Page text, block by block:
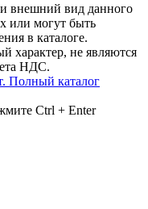
и внешний вид данного
или могут быть
в каталоге.
характер, не являются
НДС.
Полный каталог
Ctrl + Enter